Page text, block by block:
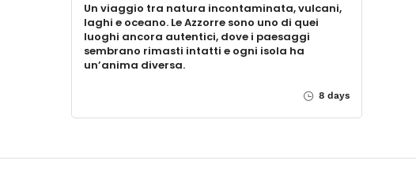
Un viaggio tra natura incontaminata, vulcani,
laghi e oceano. Le Azzorre sono uno di quei
luoghi ancora autentici, dove i paesaggi
sembrano rimasti intatti e ogni isola ha
un’anima diversa.
8 days